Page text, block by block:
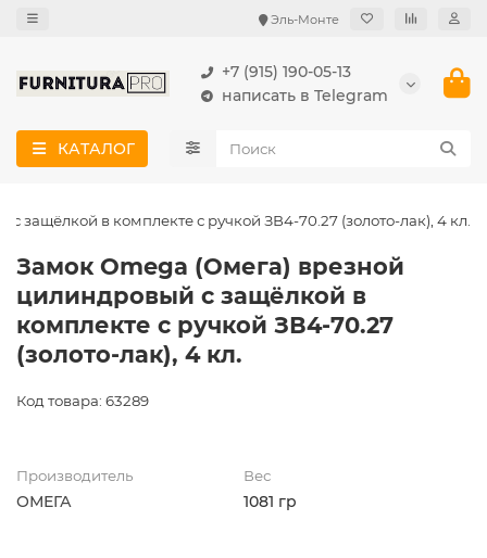
Эль-Монте
+7 (915) 190-05-13
написать в Telegram
КАТАЛОГ
защёлкой в комплекте с ручкой ЗВ4-70.27 (золото-лак), 4 кл.
Замок Omega (Омега) врезной
цилиндровый с защёлкой в
комплекте с ручкой ЗВ4-70.27
(золото-лак), 4 кл.
Код товара: 63289
Производитель
ОМЕГА
Вес
1081 гр